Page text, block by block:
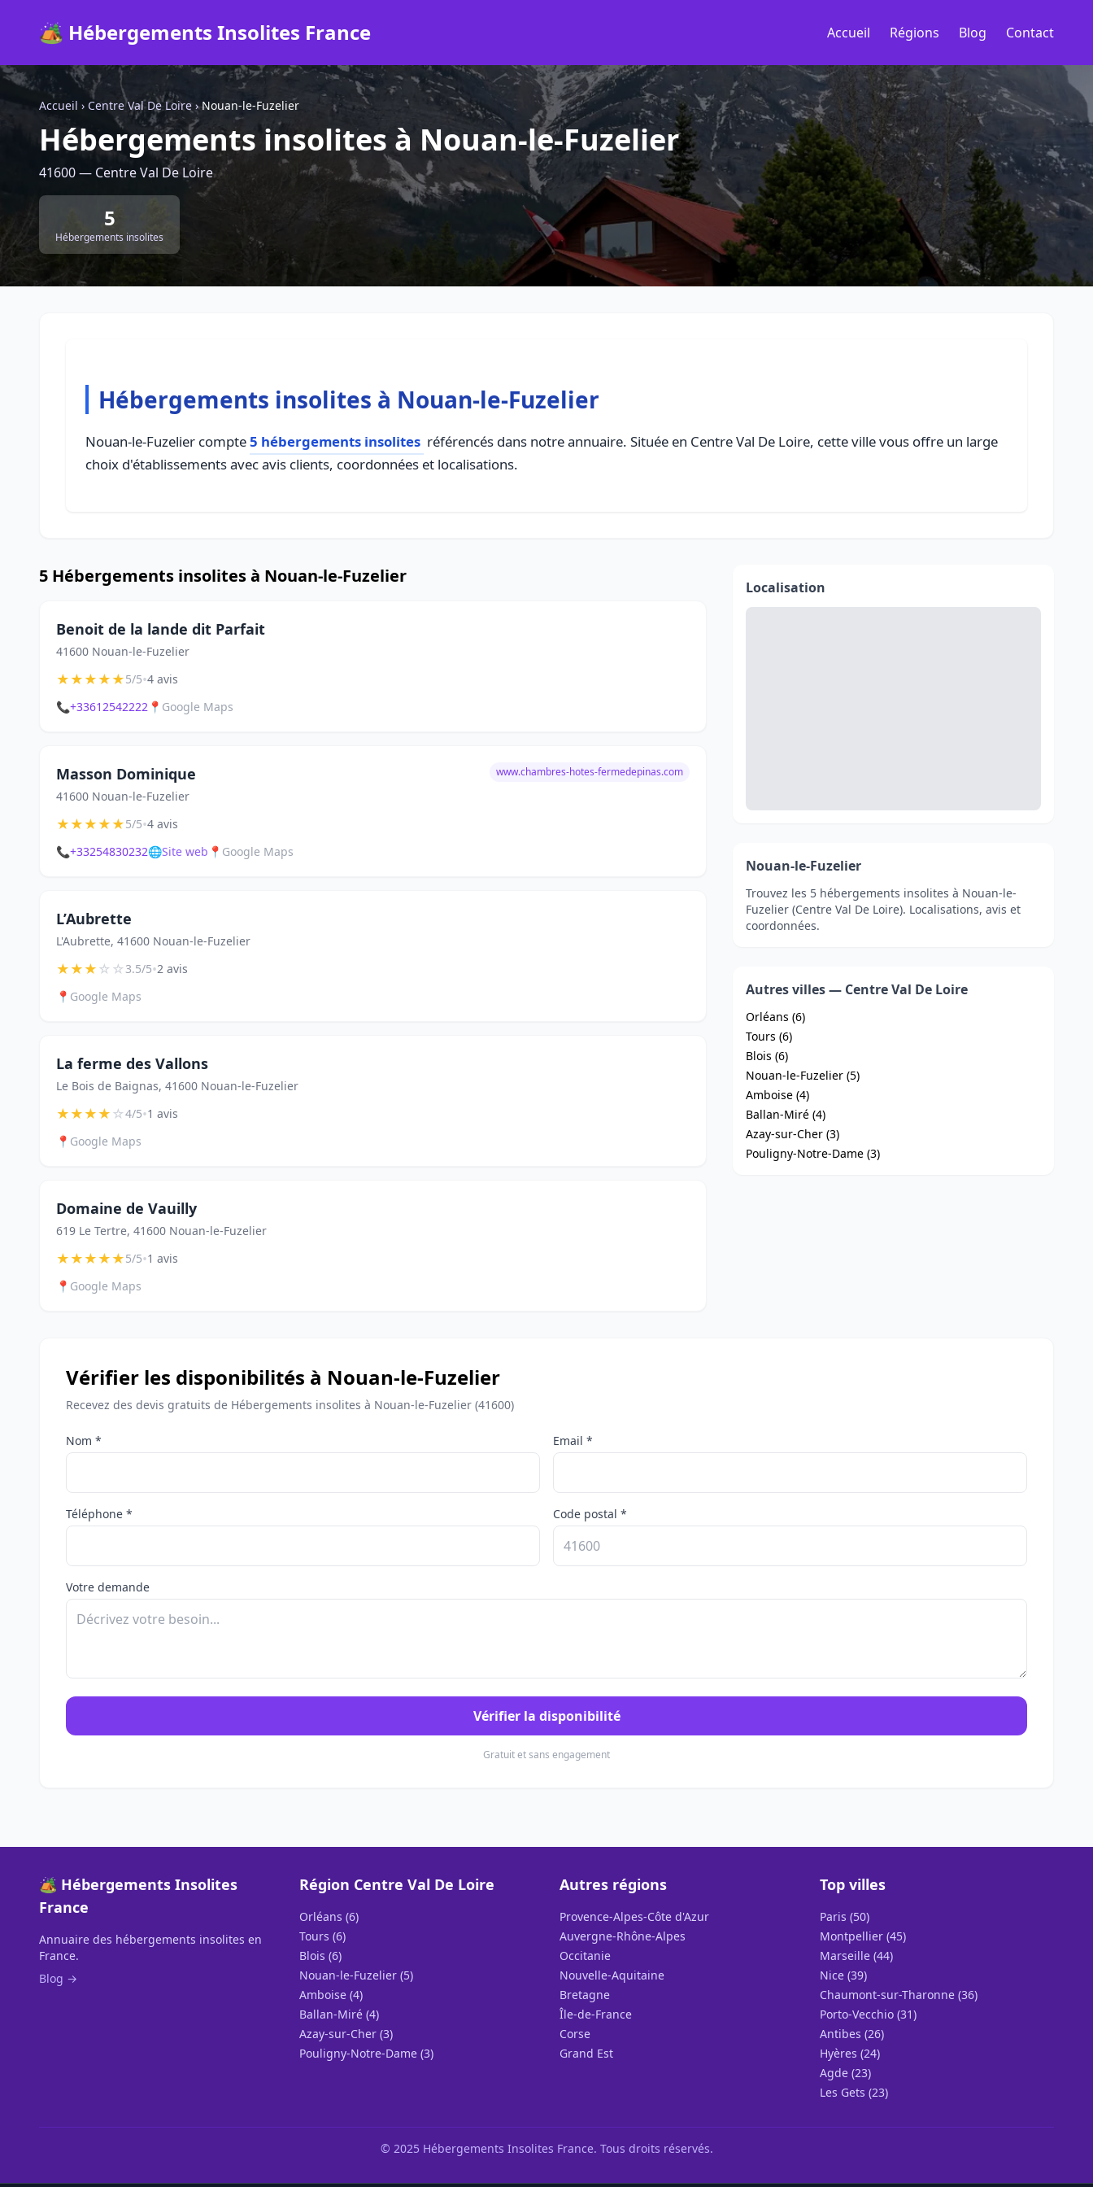
🏕️ Hébergements Insolites France Accueil Régions Blog Contact
Accueil › Centre Val De Loire ›Nouan-le-Fuzelier
Hébergements insolites à Nouan-le-Fuzelier
41600 — Centre Val De Loire
5
Hébergements insolites
Hébergements insolites à Nouan-le-Fuzelier
Nouan-le-Fuzelier compte5 hébergements insolites référencés dans notre annuaire. Située en Centre Val De Loire, cette ville vous offre un large
choix d'établissements avec avis clients, coordonnées et localisations.
5 Hébergements insolites à Nouan-le-Fuzelier
Benoit de la lande dit Parfait
41600 Nouan-le-Fuzelier
★★★★★5/5•4 avis
📞+33612542222 📍 Google Maps
Masson Dominique
41600 Nouan-le-Fuzelier
www.chambres-hotes-fermedepinas.com
★★★★★5/5•4 avis
📞+33254830232🌐Site web 📍 Google Maps
L’Aubrette
L'Aubrette, 41600 Nouan-le-Fuzelier
★★★☆☆3.5/5•2 avis
📍 Google Maps
La ferme des Vallons
Le Bois de Baignas, 41600 Nouan-le-Fuzelier
★★★★☆4/5•1 avis
📍 Google Maps
Domaine de Vauilly
619 Le Tertre, 41600 Nouan-le-Fuzelier
★★★★★5/5•1 avis
📍 Google Maps
Localisation
Nouan-le-Fuzelier
Trouvez les 5 hébergements insolites à Nouan-le-
Fuzelier (Centre Val De Loire). Localisations, avis et
coordonnées.
Autres villes — Centre Val De Loire
Orléans (6)
Tours (6)
Blois (6)
Nouan-le-Fuzelier (5)
Amboise (4)
Ballan-Miré (4)
Azay-sur-Cher (3)
Pouligny-Notre-Dame (3)
Vérifier les disponibilités à Nouan-le-Fuzelier
Recevez des devis gratuits de Hébergements insolites à Nouan-le-Fuzelier (41600)
Nom * Email *
Téléphone * Code postal *
Votre demande
Vérifier la disponibilité
Gratuit et sans engagement
🏕️ Hébergements Insolites
France
Annuaire des hébergements insolites en
France.
Blog →
Région Centre Val De Loire
Orléans (6)
Tours (6)
Blois (6)
Nouan-le-Fuzelier (5)
Amboise (4)
Ballan-Miré (4)
Azay-sur-Cher (3)
Pouligny-Notre-Dame (3)
Autres régions
Provence-Alpes-Côte d'Azur
Auvergne-Rhône-Alpes
Occitanie
Nouvelle-Aquitaine
Bretagne
Île-de-France
Corse
Grand Est
Top villes
Paris (50)
Montpellier (45)
Marseille (44)
Nice (39)
Chaumont-sur-Tharonne (36)
Porto-Vecchio (31)
Antibes (26)
Hyères (24)
Agde (23)
Les Gets (23)
© 2025 Hébergements Insolites France. Tous droits réservés.